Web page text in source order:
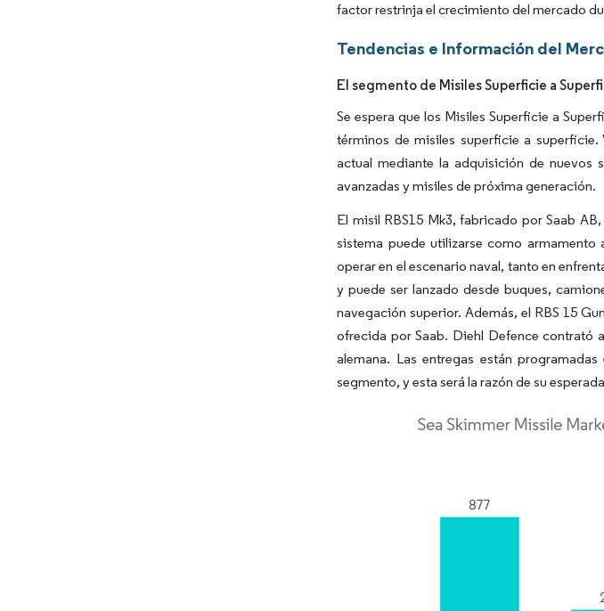
factor restrinja el crecimiento del mercado
Tendencias e Información del
El segmento de Misiles Superficie a
Se espera que los Misiles Superficie a
términos de misiles superficie a
actual mediante la adquisición de nuevos
avanzadas y misiles de próxima generación.
El misil RBS15 Mk3, fabricado por Saab
sistema puede utilizarse como armamento
operar en el escenario naval, tanto en
y puede ser lanzado desde buques,
navegación superior. Además, el RBS 15
ofrecida por Saab. Diehl Defence contrató
alemana. Las entregas están
segmento, y esta será la razón de su